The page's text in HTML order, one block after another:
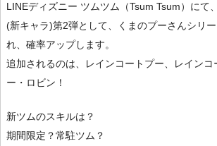
LINEディズニー ツムツム（Tsum Tsum）にて
(新キャラ)第2弾として、くまのプーさんシリ
れ、確率アップします。
追加されるのは、レインコートプー、レインコ
ー・ロビン！
新ツムのスキルは？
期間限定？常駐ツム？